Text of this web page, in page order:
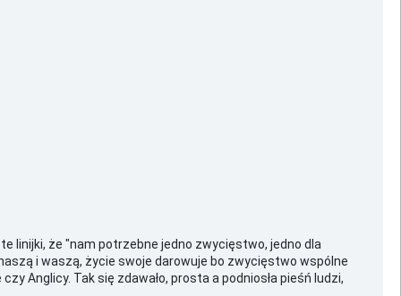
linijki, że "nam potrzebne jedno zwycięstwo, jedno dla
i waszą, życie swoje darowuje bo zwycięstwo wspólne
Anglicy. Tak się zdawało, prosta a podniosła pieśń ludzi,